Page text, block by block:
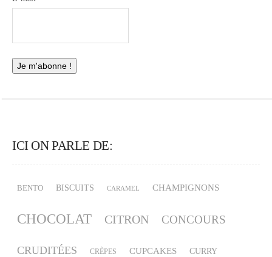
ICI ON PARLE DE:
BENTO BISCUITS CARAMEL CHAMPIGNONS
CHOCOLAT CITRON CONCOURS
CRUDITÉES CRÈPES CUPCAKES CURRY